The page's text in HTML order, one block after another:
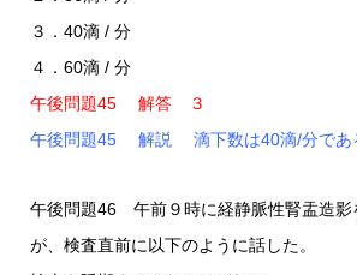
３．40滴 / 分
４．60滴 / 分
午後問題45 解答 ３
午後問題45 解説 滴下数は40滴/分であ
午後問題46 午前９時に経静脈性腎盂造影
が、検査直前に以下のように話した。